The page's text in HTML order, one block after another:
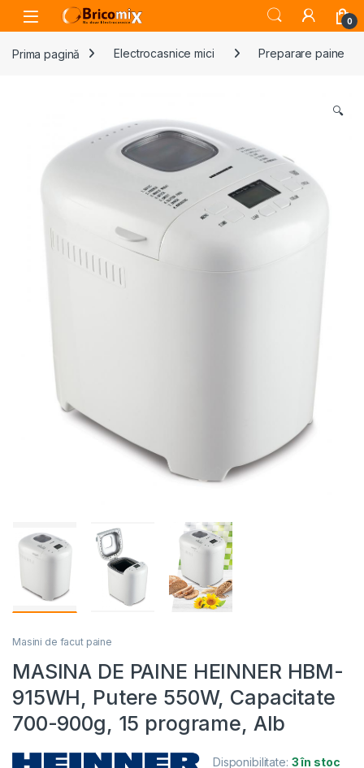
Skip to navigation
Skip to content
Open 0
Prima pagină Electrocasnice mici Preparare paine
🔍
Masini de facut paine
MASINA DE PAINE HEINNER HBM-
915WH, Putere 550W, Capacitate
700-900g, 15 programe, Alb
Disponibilitate: 3 în stoc